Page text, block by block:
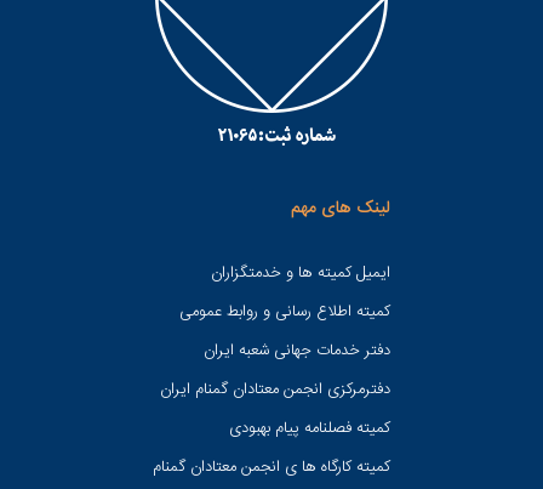
لینک های مهم
ایمیل کمیته ها و خدمتگزاران
کميته اطلاع رسانی و روابط عمومی
دفتر خدمات جهانی شعبه ايران
دفترمرکزی انجمن معتادان گمنام ایران
کمیته فصلنامه پیام بهبودی
کمیته کارگاه ها ی انجمن معتادان گمنام